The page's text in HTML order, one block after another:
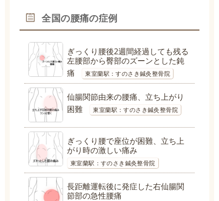
全国の腰痛の症例
ぎっくり腰後2週間経過しても残る
左腰部から臀部のズーンとした鈍
痛
東室蘭駅：すのさき鍼灸整骨院
仙腸関節由来の腰痛、立ち上がり
困難
東室蘭駅：すのさき鍼灸整骨院
ぎっくり腰で座位が困難、立ち上
がり時の激しい痛み
東室蘭駅：すのさき鍼灸整骨院
長距離運転後に発症した右仙腸関
節部の急性腰痛